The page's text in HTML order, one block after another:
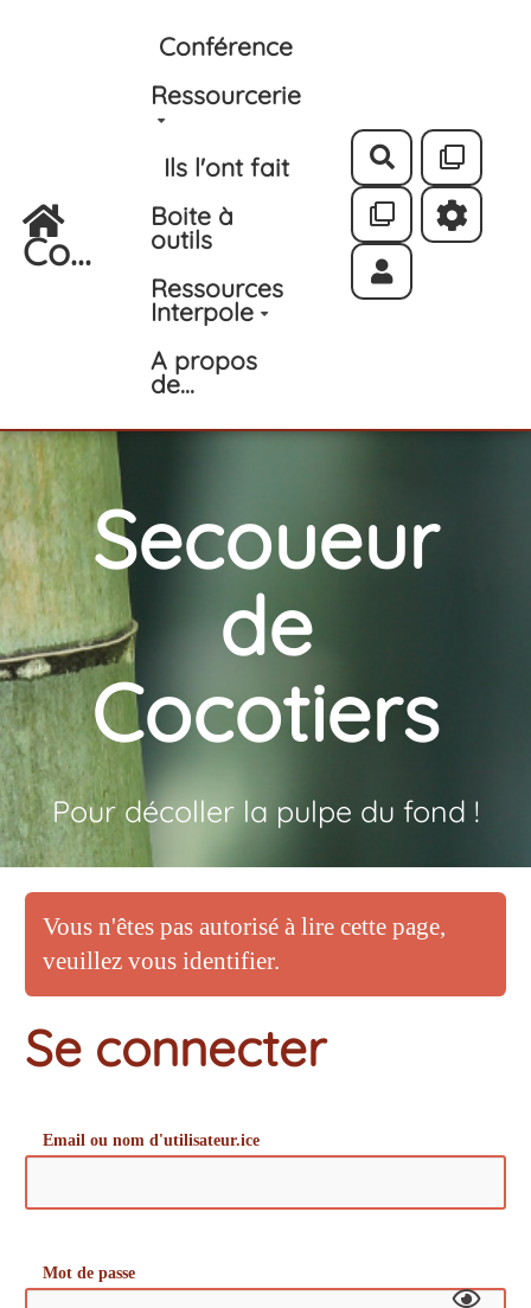
Aller au contenu principal
Co...
Conférence
Ressourcerie
Ils l'ont fait
Boite à
outils
Ressources
Interpole
A propos
de...
Rechercher
Secoueur
de
Cocotiers
Pour décoller la pulpe du fond !
Vous n'êtes pas autorisé à lire cette page,
veuillez vous identifier.
Se connecter
Email ou nom d'utilisateur.ice
Mot de passe